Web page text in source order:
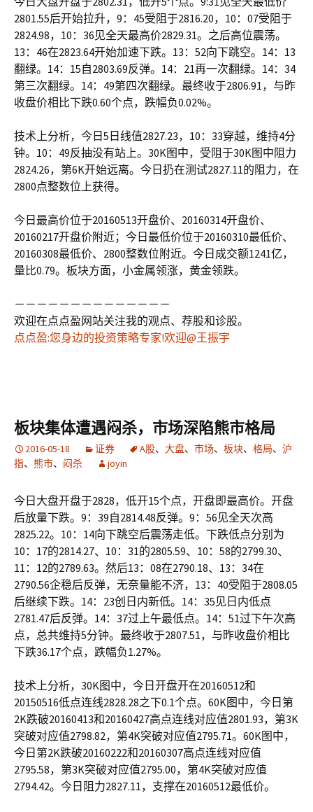
2801.55后开始拉升，9：45受阻于2816.20，10：07受阻于
2824.98，10：36见全天最高价2829.31。之后高位震荡。
13：46在2823.64开始加速下跌。13：52向下跳空。14：13
翻绿。14：15自2803.69反弹。14：21再一次翻绿。14：34
第三次翻绿。14：49第四次翻绿。最终收于2806.91，与昨
收盘价相比下跌0.60个点，跌幅负0.02%。
技术上分析，今日5日线值2827.23，10：33穿越，维持4分
钟。10：49反抽没有站上。30K图中，受阻于30K图中阻力
2824.26，第6K开始远离。今日扔在测试2827.11的阻力，在
2800点整数位上获得。
今日最高价位于20160513开盘价、20160314开盘价、
20160217开盘价附近；今日最低价位于20160310最低价、
20160308最低价、2800整数位附近。今日成交额1241亿，
量比0.79。板块方面，小金属领涨，黄金领跌。
－－－－－－－－－－－－－－
欢迎在点点盈网站关注我的观点、荐股和诊股。
点点盈:您身边的投资策略专家!欢迎@王振宇
板块集体遭遇闷杀，市场深陷熊市格局
2016-05-18 证券 A股、 大盘、 市场、 板块、 格局、 沪
指、 熊市、 闷杀 joyin
今日大盘开盘于2828，低开15个点，开盘即最高价。开盘
后放量下跌。9：39自2814.48反弹。9：56见全天次高
2825.22。10：14向下跳空后震荡走低。下跌低点分别为
10：17的2814.27、10：31的2805.59、10：58的2799.30、
11：12的2789.63。然后13：08在2790.18、13：34在
2790.56企稳后反弹，无奈量能不济，13：40受阻于2808.05
后继续下跌。14：23创日内新低。14：35见日内低点
2781.47后反弹。14：37过上午最低点。14：51过下午次高
点，总共维持5分钟。最终收于2807.51，与昨收盘价相比
下跌36.17个点，跌幅负1.27%。
技术上分析，30K图中，今日开盘开在20160512和
20150516低点连线2828.28之下0.1个点。60K图中，今日第
2K跌破20160413和20160427高点连线对应值2801.93，第3K
突破对应值2798.82，第4K突破对应值2795.71。60K图中，
今日第2K跌破20160222和20160307高点连线对应值
2795.58，第3K突破对应值2795.00，第4K突破对应值
2794.42。今日阻力2827.11，支撑在20160512最低价。